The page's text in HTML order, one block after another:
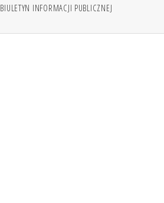
BIULETYN INFORMACJI PUBLICZNEJ